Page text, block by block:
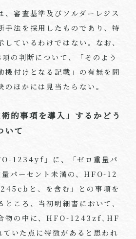
、審査基準及びソルダーレジス
手法を採用したものであり、特
ているわけではない。なお、
項の判断について、「そのよう
機付けとなる記載」の有無を問
のほかには見当たらない。
的事項を導入」するかどう
いて
1234yf」に、「ゼロ重量パ
パーセント未満の、 HFO-12
と、を含む」との事項を
ところ、当初明細書において､
物の中に、HFO-1243zf､HF
ていた点に特徴があると思われ